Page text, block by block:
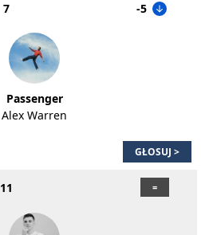
7 -5
Passenger
Alex Warren
GŁOSUJ >
11